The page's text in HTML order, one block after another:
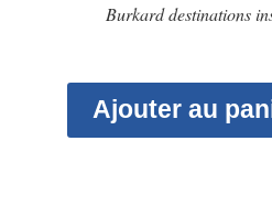
Burkard destinations
Ajouter au